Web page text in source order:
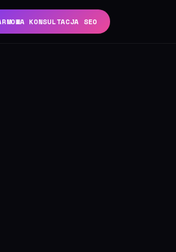
KONSULTACJA SEO